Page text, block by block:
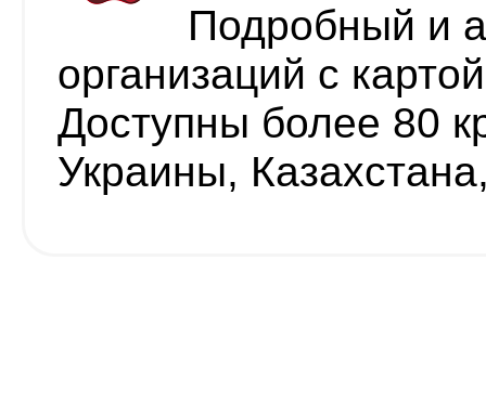
Подробный и
организаций с
Доступны более 80
Украины,